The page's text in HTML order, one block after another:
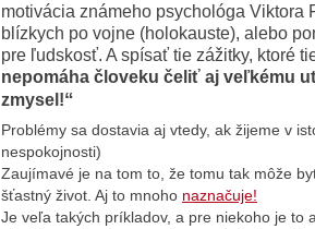
motivácia známeho psychológa Viktora
blízkych po vojne (holokauste), alebo
pre ľudskosť. A spísať tie zážitky, ktoré
nepomáha človeku čeliť aj veľkému
zmysel !“
Problémy sa dostavia aj vtedy, ak žijeme v
nespokojnosti)
Zaujímavé je na tom to, že tomu tak môže
šťastný život. Aj to mnoho naznačuje!
Je veľa takých príkladov, a pre niekoho je to